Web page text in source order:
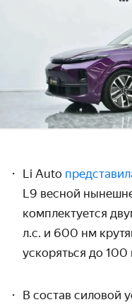
Li Auto
L9 весной
комплектуется
л.с. и 600 нм
ускоряться до
В состав силовой